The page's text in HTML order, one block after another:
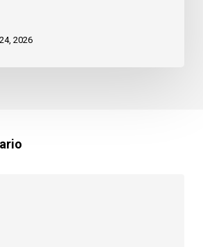
2026